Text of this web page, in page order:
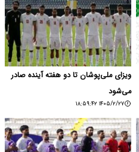
ویزای ملی‌پوشان تا دو هفته آینده صادر
می‌شود
۱۴۰۵/۲/۲۷ ۱۸:۵۹:۴۲